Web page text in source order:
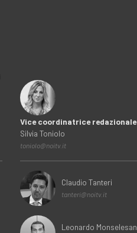
Vice coordinatrice redazionale
Silvia Toniolo
toniolo@noitv.it
Claudio Tanteri
tanteri@noitv.it
Leonardo Monselesan